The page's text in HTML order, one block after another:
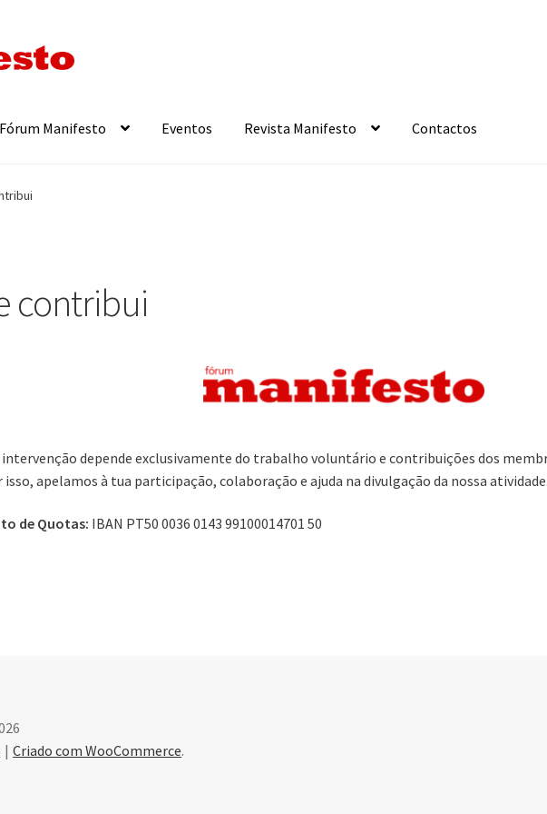
Manifesto Eventos Revista Manifesto Contactos
contribui
intervenção depende exclusivamente do trabalho voluntário e contribuições dos
apelamos à tua participação, colaboração e ajuda na divulgação da nossa atividade.
de Quotas: IBAN PT50 0036 0143 99100014701 50
Criado com WooCommerce.